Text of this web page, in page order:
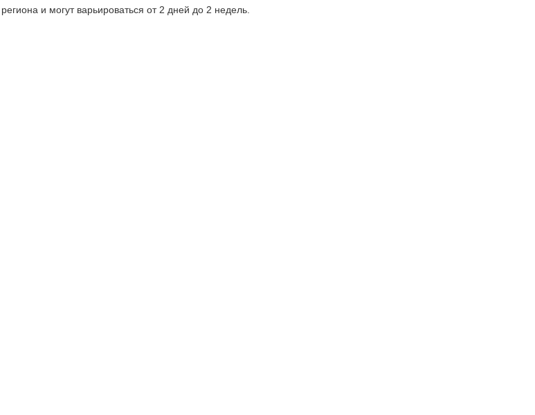
и могут варьироваться от 2 дней до 2 недель.